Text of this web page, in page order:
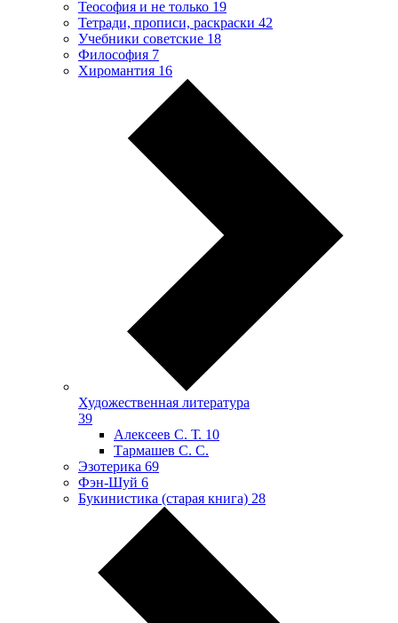
Теософия и не только 19
Тетради, прописи, раскраски 42
Учебники советские 18
Философия 7
Хиромантия 16
Художественная литература
39
Алексеев С. Т. 10
Тармашев С. С.
Эзотерика 69
Фэн-Шуй 6
Букинистика (старая книга) 28